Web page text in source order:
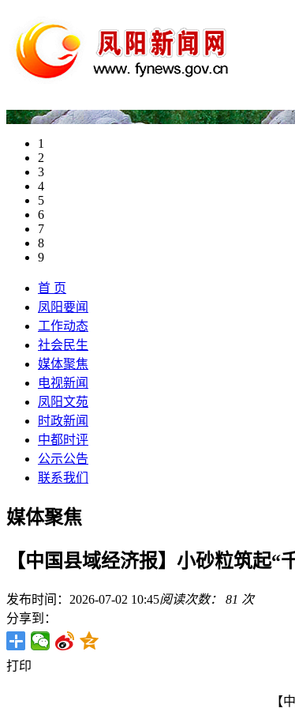
1
2
3
4
5
6
7
8
9
首 页
凤阳要闻
工作动态
社会民生
媒体聚焦
电视新闻
凤阳文苑
时政新闻
中都时评
公示公告
联系我们
媒体聚焦
【中国县域经济报】小砂粒筑起
发布时间：2026-07-02 10:45阅读次数： 81 次
分享到：
打印
【